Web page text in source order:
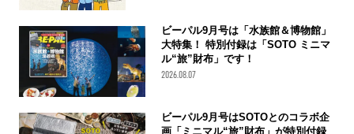
ビーパル9月号は「水族館＆博物館」
大特集！ 特別付録は「SOTO ミニマ
ル“旅”財布」です！
2026.08.07
ビーパル9月号はSOTOとのコラボ企
画「ミニマル“旅”財布」が特別付録